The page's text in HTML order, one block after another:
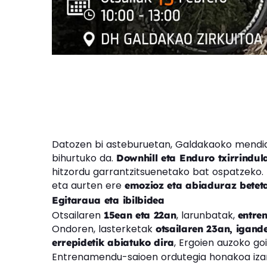
Datozen bi asteburuetan, Galdakaoko
bihurtuko da. Downhill eta Enduro
hitzordu garrantzitsuenetako bat
eta aurten ere emozioz eta abiaduraz
Egitaraua eta ibilbidea
Otsailaren 15ean eta 22an, larunbatak,
Ondoren, lasterketak otsailaren 23an,
errepidetik abiatuko dira, Ergoien auzoko
Entrenamendu-saioen ordutegia honakoa